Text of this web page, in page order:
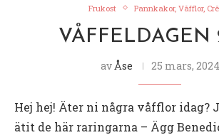
Frukost Pannkakor, Våfflor,
VÅFFELDAGEN
av Åse 25 mars, 2024
Hej hej! Äter ni några våfflor idag?
ätit de här raringarna – Ägg